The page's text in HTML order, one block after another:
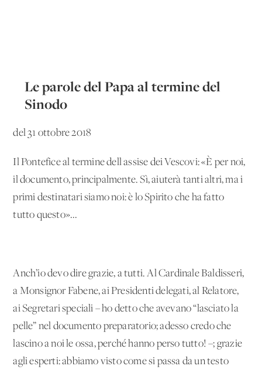
Le parole del Papa al termine del
Sinodo
del 31 ottobre 2018
Il Pontefice al termine dell'assise dei Vescovi: «È per noi,
il documento, principalmente. Sì, aiuterà tanti altri, ma i
primi destinatari siamo noi: è lo Spirito che ha fatto
tutto questo»...
Anch’io devo dire grazie, a tutti. Al Cardinale Baldisseri,
a Monsignor Fabene, ai Presidenti delegati, al Relatore,
ai Segretari speciali – ho detto che avevano “lasciato la
pelle” nel documento preparatorio; adesso credo che
lascino a noi le ossa, perché hanno perso tutto! –; grazie
agli esperti: abbiamo visto come si passa da un testo